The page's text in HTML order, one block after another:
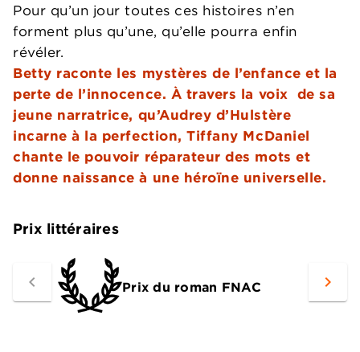
Pour qu’un jour toutes ces histoires n’en
forment plus qu’une, qu’elle pourra enfin
révéler.
Betty raconte les mystères de l’enfance et la
perte de l’innocence. À travers la voix de sa
jeune narratrice, qu’Audrey d’Hulstère
incarne à la perfection, Tiffany McDaniel
chante le pouvoir réparateur des mots et
donne naissance à une héroïne universelle.
Prix littéraires
navigate_before Prix du roman FNAC navigate_next